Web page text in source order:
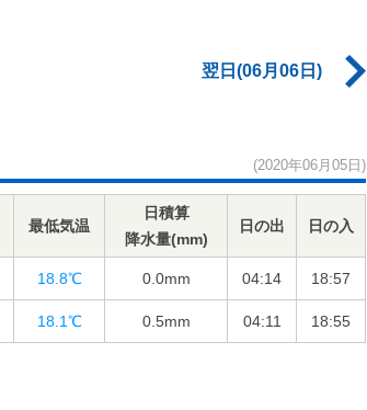
翌日(06月06日)
(2020年06月05日)
最低気温
日積算
降水量(mm)
日の出 日の入
18.8℃ 0.0mm 04:14 18:57
18.1℃ 0.5mm 04:11 18:55